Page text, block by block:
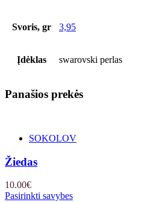
Svoris, gr 3,95
Įdėklas swarovski perlas
Panašios prekės
SOKOLOV
Žiedas
10.00€
Pasirinkti savybes